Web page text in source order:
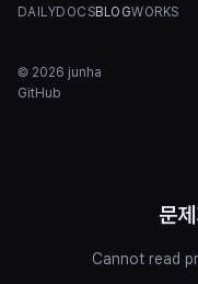
DAILYDOCSBLOGWORKS
© 2026 junha
GitHub
문
Cannot read